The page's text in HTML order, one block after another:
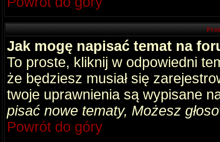
Jak mogę napisać temat na
To proste, kliknij w odpowiedni
że będziesz musiał się
twoje uprawnienia są wypisane
pisać nowe tematy, Możesz
Powrót do góry